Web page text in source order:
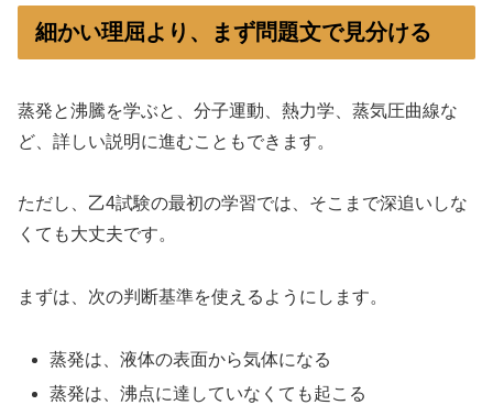
細かい理屈より、まず問題文で見分ける
蒸発と沸騰を学ぶと、分子運動、熱力学、蒸気圧曲線な
ど、詳しい説明に進むこともできます。
ただし、乙4試験の最初の学習では、そこまで深追いしな
くても大丈夫です。
まずは、次の判断基準を使えるようにします。
蒸発は、液体の表面から気体になる
蒸発は、沸点に達していなくても起こる